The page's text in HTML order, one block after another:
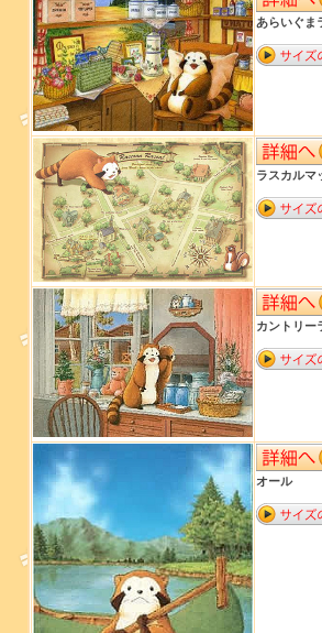
あらいぐま
ラスカルマ
カントリー
オール